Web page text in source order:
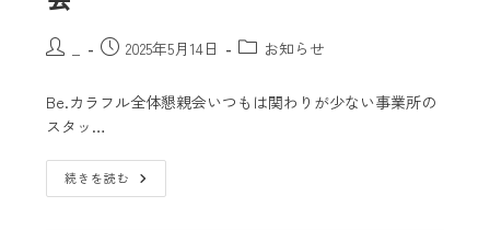
2025年5月14日 お知らせ
Be.カラフル全体懇親会いつもは関わりが少ない事業所の
スタッ…
続きを読む